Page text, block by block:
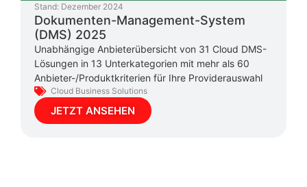
Stand: Dezember 2024
Dokumenten-Management-System
(DMS) 2025
Unabhängige Anbieterübersicht von 31 Cloud DMS-
Lösungen in 13 Unterkategorien mit mehr als 60
Anbieter-/Produktkriterien für Ihre Providerauswahl
Cloud Business Solutions
JETZT ANSEHEN